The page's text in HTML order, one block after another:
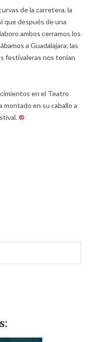
de la carretera, la
que después de una
ambos cerramos los
a Guadalajara; las
festivaleras nos tenían
en el Teatro
montado en su caballo a
®